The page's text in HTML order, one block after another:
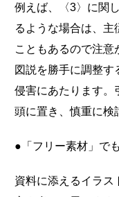
例えば、〈3〉に関
るような場合は、主
こともあるので注
図説を勝手に調整
侵害にあたります。
頭に置き、慎重に検
●「フリー素材」で
資料に添えるイラス